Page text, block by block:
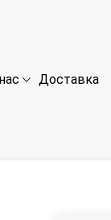
Доставка